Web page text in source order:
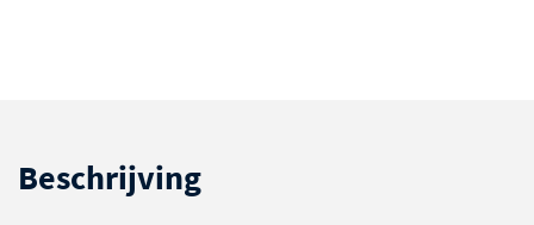
Beschrijving